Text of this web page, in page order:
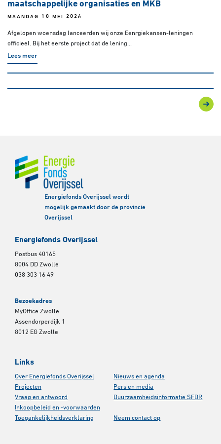
maatschappelijke organisaties en MKB
MAANDAG 18 MEI 2026
Afgelopen woensdag lanceerden wij onze Eenrgiekansen-leningen
officieel. Bij het eerste project dat de lening...
Lees meer
Energiefonds Overijssel wordt
mogelijk gemaakt door de provincie
Overijssel
Energiefonds Overijssel
Postbus 40165
8004 DD Zwolle
038 303 16 49
Bezoekadres
MyOffice Zwolle
Assendorperdijk 1
8012 EG Zwolle
Links
Over Energiefonds Overijssel
Nieuws en agenda
Projecten
Pers en media
Vraag en antwoord
Duurzaamheidsinformatie SFDR
Inkoopbeleid en -voorwaarden
Toegankelijkheidsverklaring
Neem contact op